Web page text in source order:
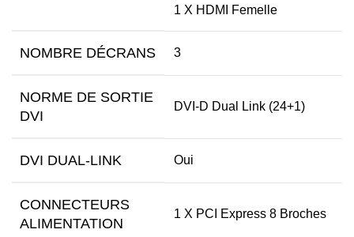
1 X HDMI Femelle
NOMBRE DÉCRANS 3
NORME DE SORTIE
DVI
DVI-D Dual Link (24+1)
DVI DUAL-LINK Oui
CONNECTEURS
ALIMENTATION
1 X PCI Express 8 Broches